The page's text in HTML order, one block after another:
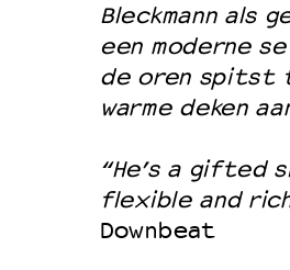
Bleckmann als
een moderne
de oren spitst
warme deken
“He’s a gifted
flexible and
Downbeat